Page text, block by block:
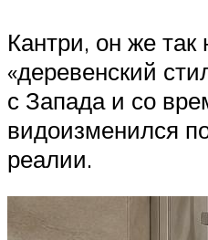
Кантри, он же
«деревенский
с Запада и со
видоизменился
реалии.